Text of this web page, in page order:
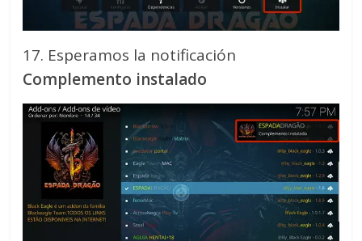
17. Esperamos la notificación
Complemento instalado